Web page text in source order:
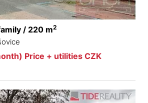
/ 220 m2
Price + utilities CZK